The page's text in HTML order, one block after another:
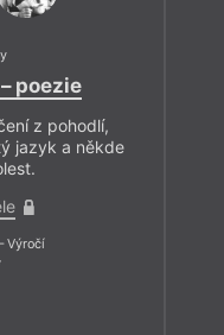
poezie
z pohodlí,
jazyk a někde
Výročí